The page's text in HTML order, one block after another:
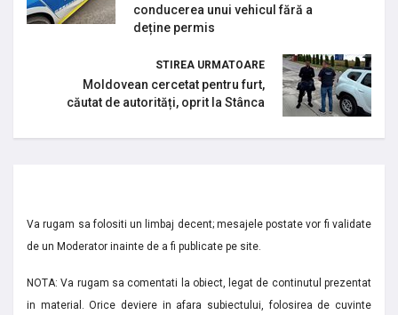
conducerea unui vehicul fără a
deține permis
STIREA URMATOARE
Moldovean cercetat pentru furt,
căutat de autorități, oprit la Stânca
Va rugam sa folositi un limbaj decent; mesajele postate vor fi validate
de un Moderator inainte de a fi publicate pe site.
NOTA: Va rugam sa comentati la obiect, legat de continutul prezentat
in material. Orice deviere in afara subiectului, folosirea de cuvinte